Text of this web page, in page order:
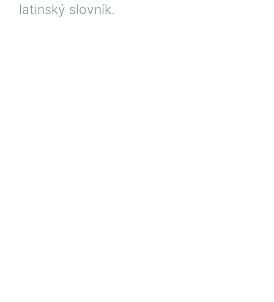
latinský slovník.